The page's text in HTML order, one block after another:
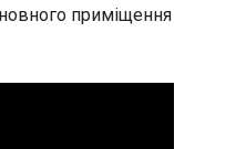
приміщення